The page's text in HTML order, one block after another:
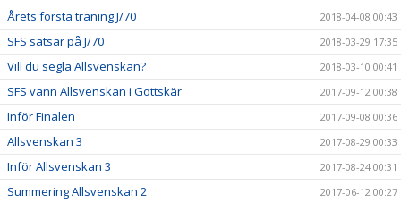
Årets första träning J/70 2018-04-08 00:43
SFS satsar på J/70 2018-03-29 17:35
Vill du segla Allsvenskan? 2018-03-10 00:41
SFS vann Allsvenskan i Gottskär 2017-09-12 00:38
Inför Finalen 2017-09-08 00:36
Allsvenskan 3 2017-08-29 00:33
Inför Allsvenskan 3 2017-08-24 00:31
Summering Allsvenskan 2 2017-06-12 00:27